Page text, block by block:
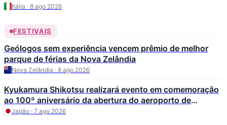
Itália · 8 ago 2026
FESTIVAIS
Geólogos sem experiência vencem prêmio de melhor
parque de férias da Nova Zelândia
Nova Zelândia · 8 ago 2026
Kyukamura Shikotsu realizará evento em comemoração
ao 100º aniversário da abertura do aeroporto de
Chitose
Japão · 7 ago 2026